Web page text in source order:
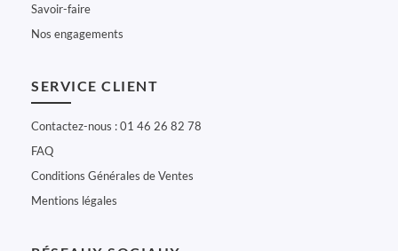
Savoir-faire
Nos engagements
SERVICE CLIENT
Contactez-nous : 01 46 26 82 78
FAQ
Conditions Générales de Ventes
Mentions légales